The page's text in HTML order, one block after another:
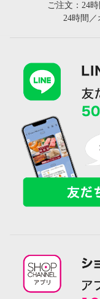
ご注文：24
24時間／